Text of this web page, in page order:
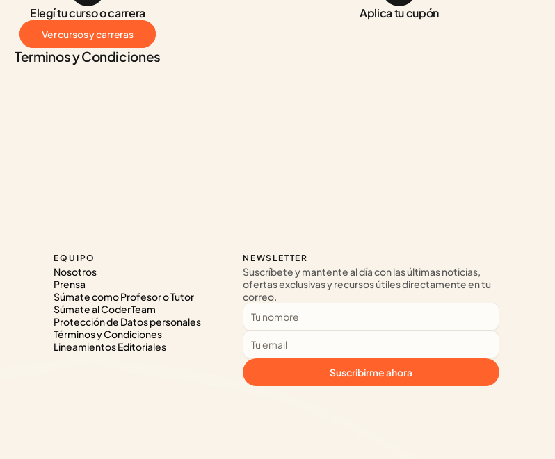
Elegí tu curso o carrera Aplica tu cupón
Ver cursos y carreras
Terminos y Condiciones
EQUIPO
Nosotros
Prensa
Súmate como Profesor o Tutor
Súmate al CoderTeam
Protección de Datos personales
Términos y Condiciones
Lineamientos Editoriales
NEWSLETTER
Suscríbete y mantente al día con las últimas noticias,
ofertas exclusivas y recursos útiles directamente en tu
correo.
Suscribirme ahora